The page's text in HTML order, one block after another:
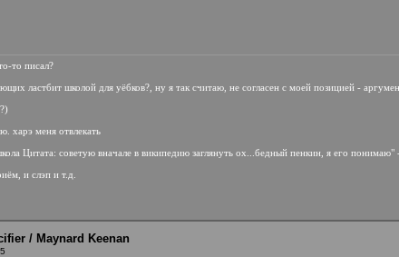
то писал?
ластбит школой для уёбков?, ну я так считаю, не согласен с моей позицией -
харэ меня отвлекать
Цитата: советую вначале в википедию заглянуть ох...бедный пенкин, я его понимаю"
и слэп и т.д.
/ Maynard Keenan